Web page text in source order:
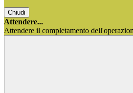
Chiudi
Attendere...
Attendere il completamento